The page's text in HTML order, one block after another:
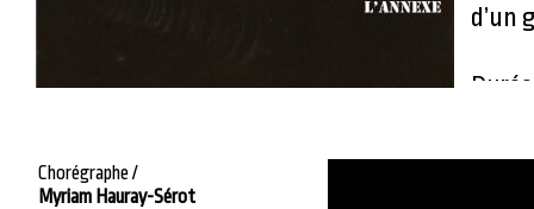
d’un
Chorégraphe /
Myriam Hauray-Sérot